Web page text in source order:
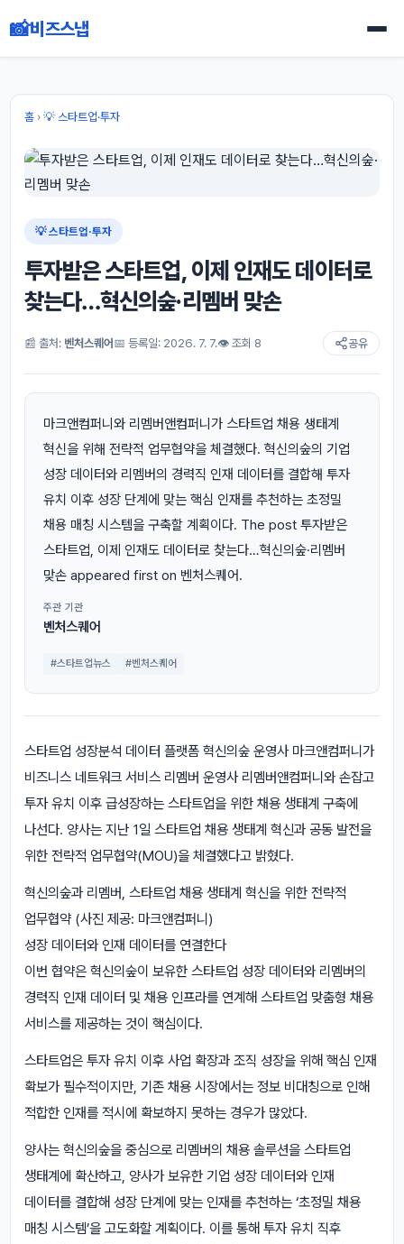
📸비즈스냅
홈› 💡 스타트업·투자
💡 스타트업·투자
투자받은 스타트업, 이제 인재도 데이터로
찾는다…혁신의숲·리멤버 맞손
📰 출처: 벤처스퀘어📅 등록일: 2026. 7. 7.👁 조회 8 공유
마크앤컴퍼니와 리멤버앤컴퍼니가 스타트업 채용 생태계
혁신을 위해 전략적 업무협약을 체결했다. 혁신의숲의 기업
성장 데이터와 리멤버의 경력직 인재 데이터를 결합해 투자
유치 이후 성장 단계에 맞는 핵심 인재를 추천하는 초정밀
채용 매칭 시스템을 구축할 계획이다. The post 투자받은
스타트업, 이제 인재도 데이터로 찾는다…혁신의숲·리멤버
맞손 appeared first on 벤처스퀘어.
주관 기관
벤처스퀘어
#스타트업뉴스 #벤처스퀘어
스타트업 성장분석 데이터 플랫폼 혁신의숲 운영사 마크앤컴퍼니가
비즈니스 네트워크 서비스 리멤버 운영사 리멤버앤컴퍼니와 손잡고
투자 유치 이후 급성장하는 스타트업을 위한 채용 생태계 구축에
나선다. 양사는 지난 1일 스타트업 채용 생태계 혁신과 공동 발전을
위한 전략적 업무협약(MOU)을 체결했다고 밝혔다.
혁신의숲과 리멤버, 스타트업 채용 생태계 혁신을 위한 전략적
업무협약 (사진 제공: 마크앤컴퍼니)
성장 데이터와 인재 데이터를 연결한다
이번 협약은 혁신의숲이 보유한 스타트업 성장 데이터와 리멤버의
경력직 인재 데이터 및 채용 인프라를 연계해 스타트업 맞춤형 채용
서비스를 제공하는 것이 핵심이다.
스타트업은 투자 유치 이후 사업 확장과 조직 성장을 위해 핵심 인재
확보가 필수적이지만, 기존 채용 시장에서는 정보 비대칭으로 인해
적합한 인재를 적시에 확보하지 못하는 경우가 많았다.
양사는 혁신의숲을 중심으로 리멤버의 채용 솔루션을 스타트업
생태계에 확산하고, 양사가 보유한 기업 성장 데이터와 인재
데이터를 결합해 성장 단계에 맞는 인재를 추천하는 ‘초정밀 채용
매칭 시스템’을 고도화할 계획이다. 이를 통해 투자 유치 직후